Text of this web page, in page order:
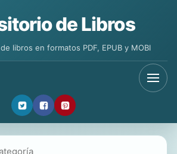
de Libros
libros en formatos PDF, EPUB y MOBI